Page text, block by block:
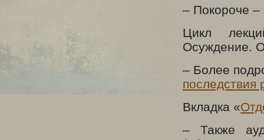
– Покороче –
Цикл
Осуждение.
– Более
последствия
Вкладка «
– Также